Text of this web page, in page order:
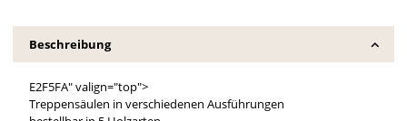
Beschreibung
E2F5FA" valign="top">
Treppensäulen in verschiedenen Ausführungen